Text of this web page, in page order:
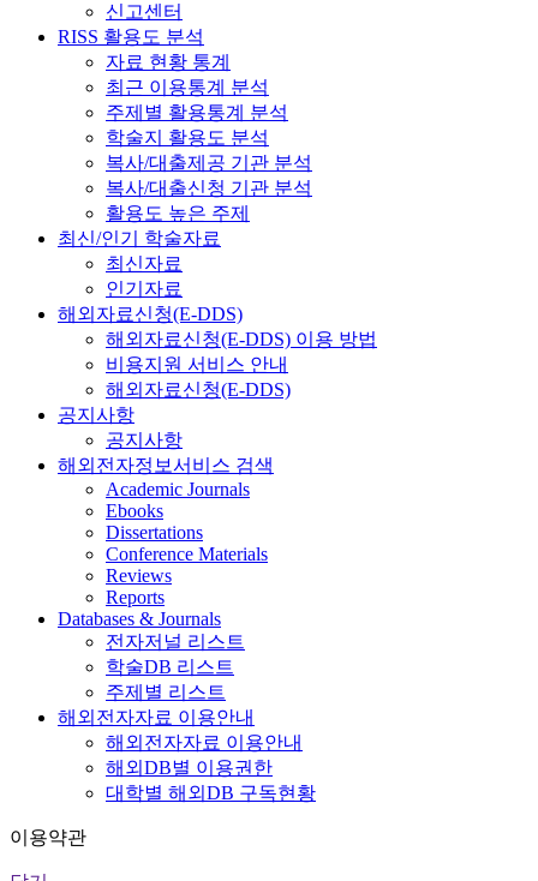
신고센터
RISS 활용도 분석
자료 현황 통계
최근 이용통계 분석
주제별 활용통계 분석
학술지 활용도 분석
복사/대출제공 기관 분석
복사/대출신청 기관 분석
활용도 높은 주제
최신/인기 학술자료
최신자료
인기자료
해외자료신청(E-DDS)
해외자료신청(E-DDS) 이용 방법
비용지원 서비스 안내
해외자료신청(E-DDS)
공지사항
공지사항
해외전자정보서비스 검색
Academic Journals
Ebooks
Dissertations
Conference Materials
Reviews
Reports
Databases & Journals
전자저널 리스트
학술DB 리스트
주제별 리스트
해외전자자료 이용안내
해외전자자료 이용안내
해외DB별 이용권한
대학별 해외DB 구독현황
이용약관